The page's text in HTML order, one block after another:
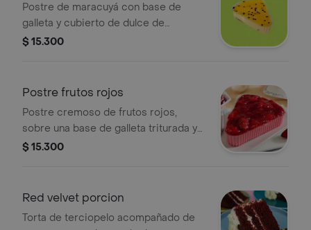
Postre de maracuyá con base de
galleta y cubierto de dulce de
maracuyá.
$ 15.300
Postre frutos rojos
Postre cremoso de frutos rojos,
sobre una base de galleta triturada y
cobertura dulce de frutos rojos.
$ 15.300
Red velvet porcion
Torta de terciopelo acompañado de